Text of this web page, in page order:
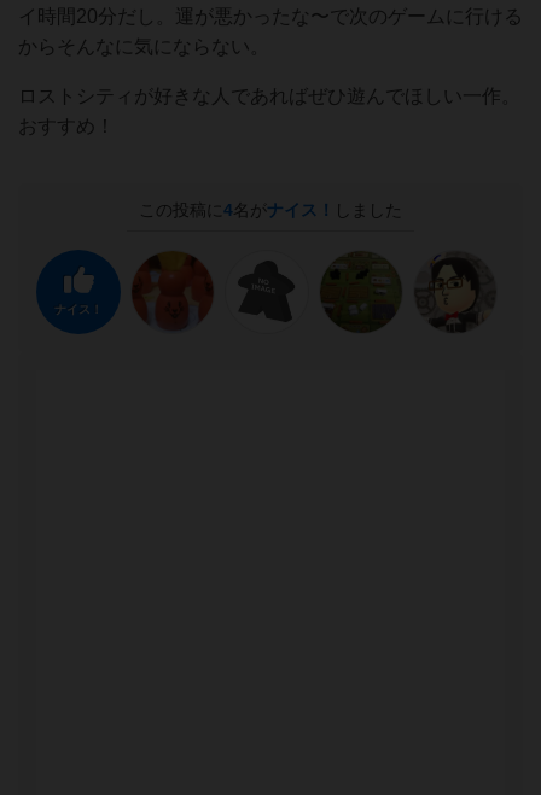
イ時間20分だし。運が悪かったな〜で次のゲームに行ける
からそんなに気にならない。
ロストシティが好きな人であればぜひ遊んでほしい一作。
おすすめ！
この投稿に 4名がナイス！ しました
ナイス！